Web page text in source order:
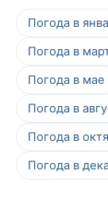
Погода в
Погода в
Погода в мае
Погода в
Погода в
Погода в